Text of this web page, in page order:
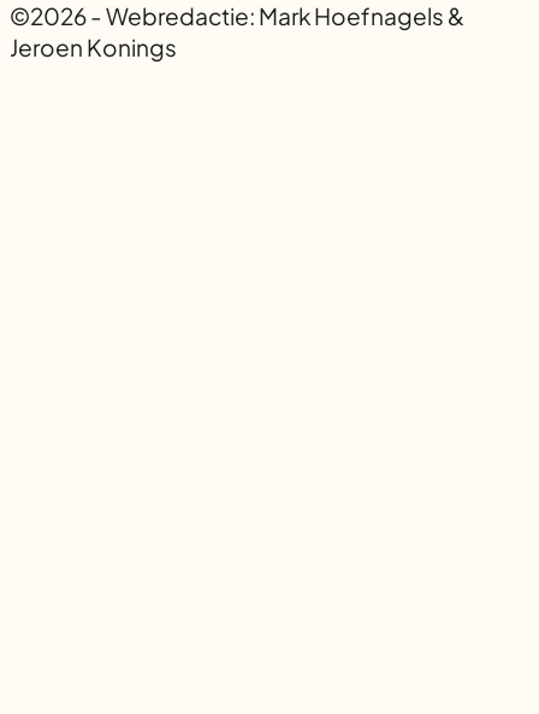
©2026 - Webredactie: Mark Hoefnagels &
Jeroen Konings